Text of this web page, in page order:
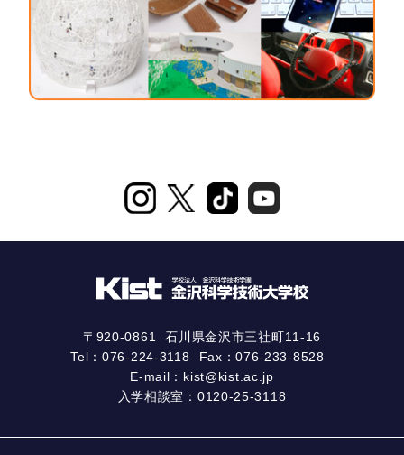
〒920-0861
石川県金沢市三社町11-16
Tel：076-224-3118
Fax：076-233-8528
E-mail： kist@kist.ac.jp
入学相談室： 0120-25-3118